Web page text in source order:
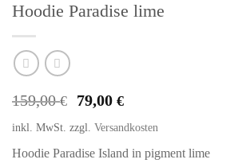
Hoodie Paradise lime
159,00€
Ursprünglicher
war:
159,00 €
79,00 €Aktueller
ist:
79,00 €.
inkl. MwSt. zzgl. Versandkosten
Hoodie Paradise Island in pigment lime